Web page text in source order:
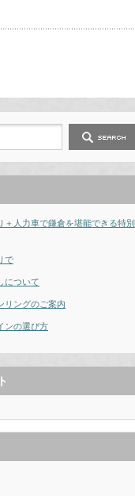
＋人力車で鎌倉を堪能できる特別
で
について
リングのご案内
ンの選び方